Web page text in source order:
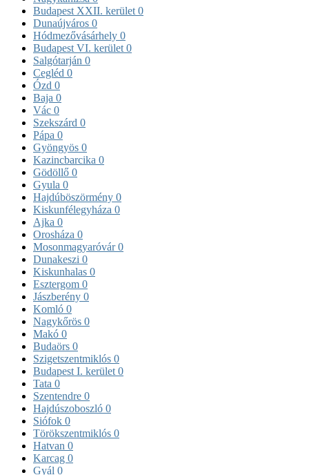
Budapest XXII. kerület 0
Dunaújváros 0
Hódmezővásárhely 0
Budapest VI. kerület 0
Salgótarján 0
Cegléd 0
Ózd 0
Baja 0
Vác 0
Szekszárd 0
Pápa 0
Gyöngyös 0
Kazincbarcika 0
Gödöllő 0
Gyula 0
Hajdúböszörmény 0
Kiskunfélegyháza 0
Ajka 0
Orosháza 0
Mosonmagyaróvár0
Dunakeszi 0
Kiskunhalas 0
Esztergom 0
Jászberény 0
Komló 0
Nagykőrös 0
Makó 0
Budaörs 0
Szigetszentmiklós 0
Budapest I. kerület 0
Tata 0
Szentendre 0
Hajdúszoboszló 0
Siófok 0
Törökszentmiklós 0
Hatvan 0
Karcag 0
Gyál 0